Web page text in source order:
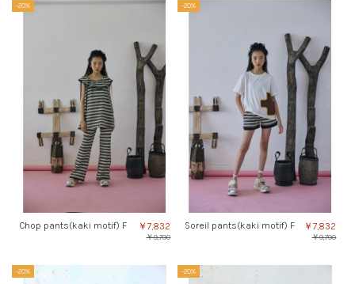
-20%
Chop pants(kaki motif) F ￥7,832
￥9,790
-20%
Soreil pants(kaki motif) F ￥7,832
￥9,790
-20% -20%